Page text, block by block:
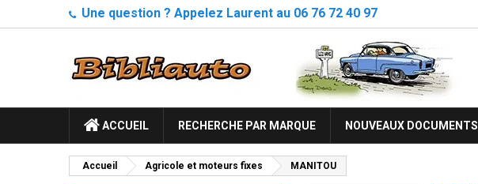
Une question ? Appelez Laurent au 06 76 72 40 97
ACCUEIL RECHERCHE PAR MARQUE NOUVEAUX DOCUMENTS
Accueil Agricole et moteurs fixes MANITOU